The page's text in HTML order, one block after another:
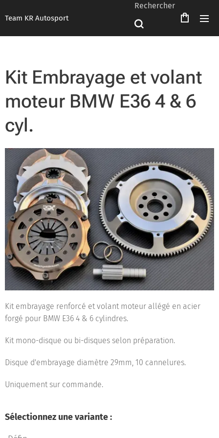
Team KR Autosport
Rechercher
Kit Embrayage et volant
moteur BMW E36 4 & 6
cyl.
Kit embrayage renforcé et volant moteur allégé en acier
forgé pour BMW E36 4 & 6 cylindres.
Kit mono-disque ou bi-disques selon préparation.
Disque d'embrayage diamètre 29mm, 10 cannelures.
Uniquement sur commande.
Sélectionnez une variante :